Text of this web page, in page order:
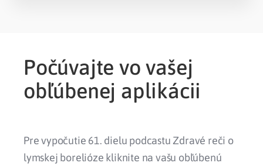
Počúvajte vo vašej
obľúbenej aplikácii
Pre vypočutie 61. dielu podcastu Zdravé reči o
lymskej borelióze kliknite na vašu obľúbenú